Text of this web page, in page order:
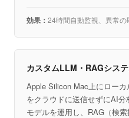
24時間自動監視、異常の
カスタムLLM・RAGシス
Apple Silicon Mac上にロー
をクラウドに送信せずにAI
モデルを運用し、RAG（検